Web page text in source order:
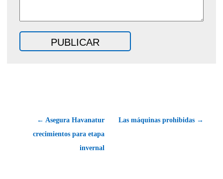
← Asegura Havanatur
crecimientos para etapa
invernal
Las máquinas prohibidas →